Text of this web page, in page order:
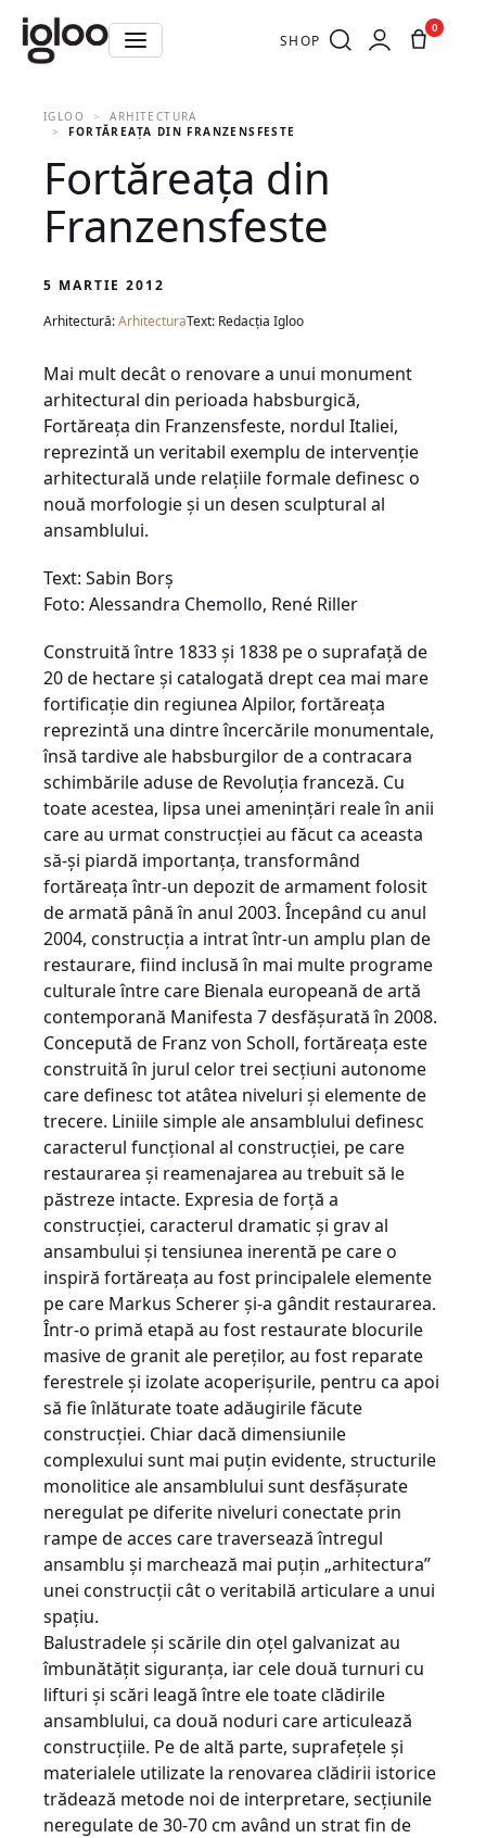
SHOP
0
IGLOO
ARHITECTURA
FORTĂREAŢA DIN FRANZENSFESTE
Fortăreaţa din
Franzensfeste
5 MARTIE 2012
Arhitectură:ArhitecturaText: Redacția Igloo
Mai mult decât o renovare a unui monument
arhitectural din perioada habsburgică,
Fortăreaţa din Franzensfeste, nordul Italiei,
reprezintă un veritabil exemplu de intervenţie
arhitecturală unde relaţiile formale definesc o
nouă morfologie şi un desen sculptural al
ansamblului.
Text: Sabin Borş
Foto: Alessandra Chemollo, René Riller
Construită între 1833 şi 1838 pe o suprafaţă de
20 de hectare şi catalogată drept cea mai mare
fortificaţie din regiunea Alpilor, fortăreaţa
reprezintă una dintre încercările monumentale,
însă tardive ale habsburgilor de a contracara
schimbările aduse de Revoluţia franceză. Cu
toate acestea, lipsa unei ameninţări reale în anii
care au urmat construcţiei au făcut ca aceasta
să-şi piardă importanţa, transformând
fortăreaţa într-un depozit de armament folosit
de armată până în anul 2003. Începând cu anul
2004, construcţia a intrat într-un amplu plan de
restaurare, fiind inclusă în mai multe programe
culturale între care Bienala europeană de artă
contemporană Manifesta 7 desfăşurată în 2008.
Concepută de Franz von Scholl, fortăreaţa este
construită în jurul celor trei secţiuni autonome
care definesc tot atâtea niveluri şi elemente de
trecere. Liniile simple ale ansamblului definesc
caracterul funcţional al construcţiei, pe care
restaurarea şi reamenajarea au trebuit să le
păstreze intacte. Expresia de forţă a
construcţiei, caracterul dramatic şi grav al
ansambului şi tensiunea inerentă pe care o
inspiră fortăreaţa au fost principalele elemente
pe care Markus Scherer şi-a gândit restaurarea.
Într-o primă etapă au fost restaurate blocurile
masive de granit ale pereţilor, au fost reparate
ferestrele şi izolate acoperişurile, pentru ca apoi
să fie înlăturate toate adăugirile făcute
construcţiei. Chiar dacă dimensiunile
complexului sunt mai puţin evidente, structurile
monolitice ale ansamblului sunt desfăşurate
neregulat pe diferite niveluri conectate prin
rampe de acces care traversează întregul
ansamblu şi marchează mai puţin „arhitectura”
unei construcţii cât o veritabilă articulare a unui
spaţiu.
Balustradele şi scările din oţel galvanizat au
îmbunătăţit siguranţa, iar cele două turnuri cu
lifturi şi scări leagă între ele toate clădirile
ansamblului, ca două noduri care articulează
construcţiile. Pe de altă parte, suprafeţele şi
materialele utilizate la renovarea clădirii istorice
trădează metode noi de interpretare, secţiunile
neregulate de 30-70 cm având un strat fin de